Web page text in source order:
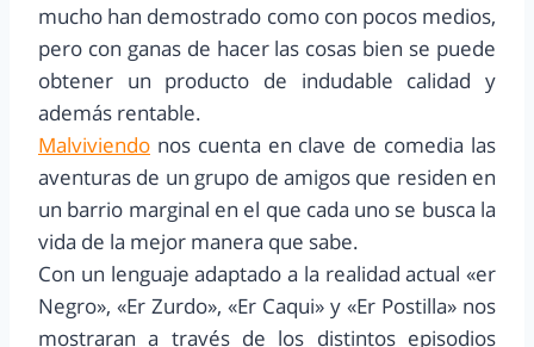
mucho han demostrado como con pocos medios,
pero con ganas de hacer las cosas bien se puede
obtener un producto de indudable calidad y
además rentable.
Malviviendo nos cuenta en clave de comedia las
aventuras de un grupo de amigos que residen en
un barrio marginal en el que cada uno se busca la
vida de la mejor manera que sabe.
Con un lenguaje adaptado a la realidad actual «er
Negro», «Er Zurdo», «Er Caqui» y «Er Postilla» nos
mostraran a través de los distintos episodios